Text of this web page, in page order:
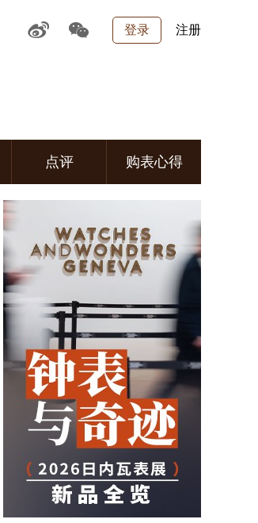
登录 注册
点评 购表心得